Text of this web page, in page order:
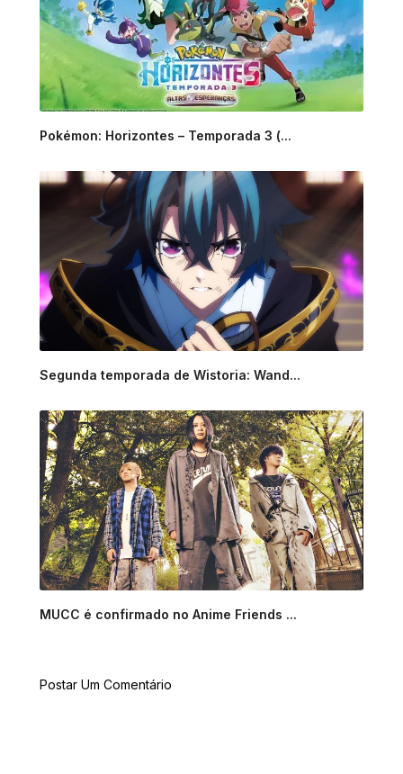
Pokémon: Horizontes – Temporada 3 (...
Segunda temporada de Wistoria: Wand...
MUCC é confirmado no Anime Friends ...
Postar Um Comentário